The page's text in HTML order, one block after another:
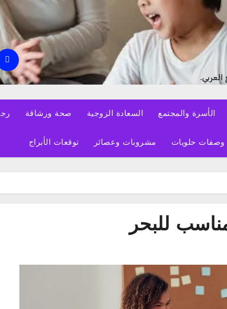
الأسرة والمجتمع السعادة الزوجية صحة ورشاقة
وصفات حلويات مشروبات وعصائر توقعات الأبراج
للبحر